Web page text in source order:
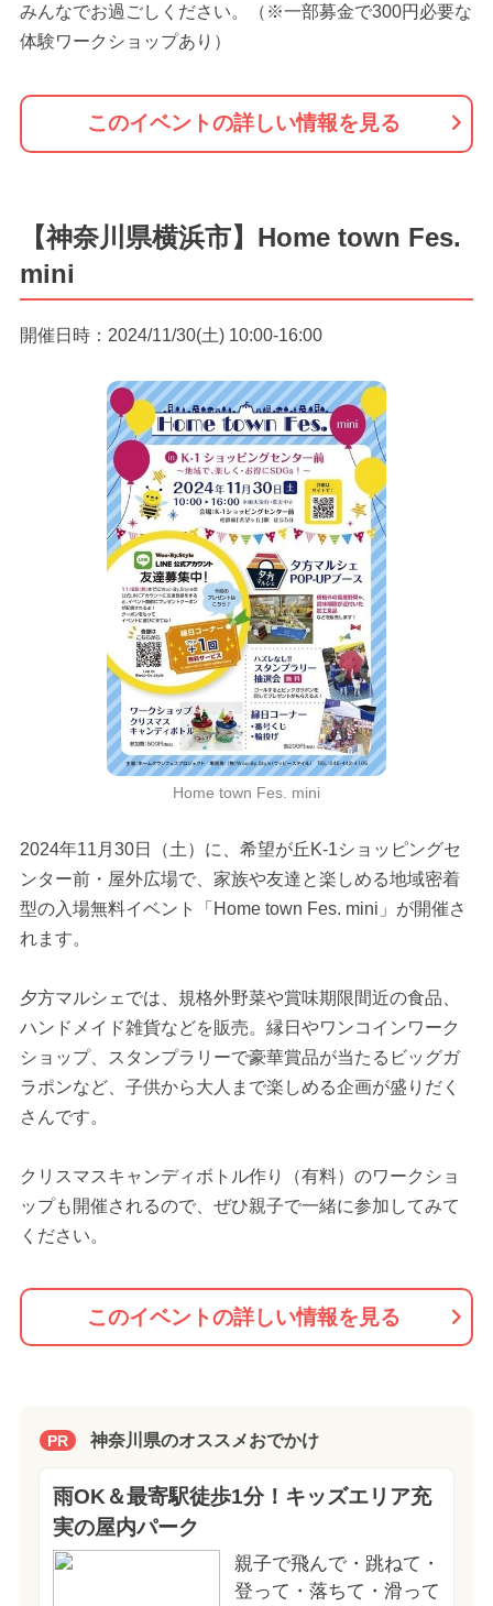
みんなでお過ごしください。（※一部募金で300円必要な
体験ワークショップあり）
このイベントの詳しい情報を見る
【神奈川県横浜市】Home town Fes.
mini
開催日時：2024/11/30(土) 10:00-16:00
Home town Fes. mini
2024年11月30日（土）に、希望が丘K-1ショッピングセ
ンター前・屋外広場で、家族や友達と楽しめる地域密着
型の入場無料イベント「Home town Fes. mini」が開催さ
れます。
夕方マルシェでは、規格外野菜や賞味期限間近の食品、
ハンドメイド雑貨などを販売。縁日やワンコインワーク
ショップ、スタンプラリーで豪華賞品が当たるビッグガ
ラポンなど、子供から大人まで楽しめる企画が盛りだく
さんです。
クリスマスキャンディボトル作り（有料）のワークショ
ップも開催されるので、ぜひ親子で一緒に参加してみて
ください。
このイベントの詳しい情報を見る
PR 神奈川県のオススメおでかけ
雨OK＆最寄駅徒歩1分！キッズエリア充
実の屋内パーク
親子で飛んで・跳ねて・
登って・落ちて・滑って